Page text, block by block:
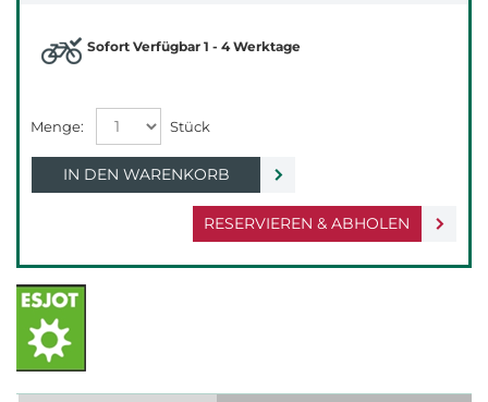
RESERVIEREN & ABHOLEN
Sofort Verfügbar 1 - 4 Werktage
IN DEN WARENKORB